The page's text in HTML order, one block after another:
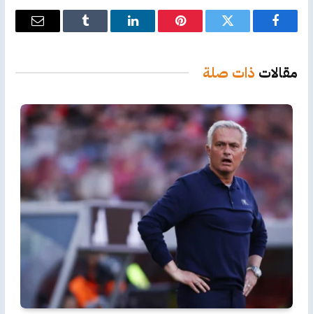
فيسبوك تويتر بينتيريستلينكدإن Tumblr
البريد
مقالات ذات صلة